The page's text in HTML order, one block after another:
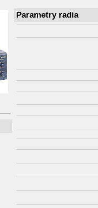
Parametry radia